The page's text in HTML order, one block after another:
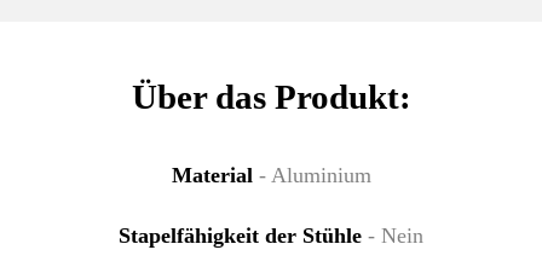
Über das Produkt:
Material - Aluminium
Stapelfähigkeit der Stühle - Nein